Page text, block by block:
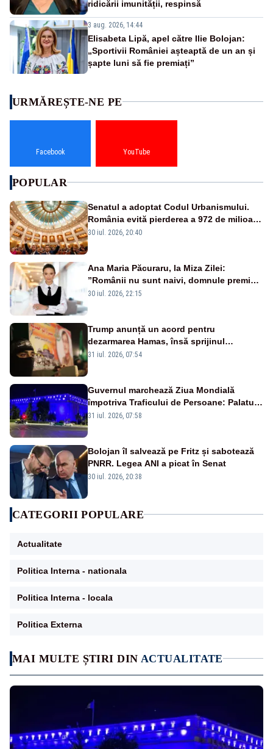
ridicării imunității, respinsă
3 aug. 2026, 14:44
Elisabeta Lipă, apel către Ilie Bolojan:
„Sportivii României așteaptă de un an și
șapte luni să fie premiați”
MAI MULTE ȘTIRI DIN ACTUALITATE
URMĂREȘTE-NE PE
Facebook YouTube
POPULAR
Senatul a adoptat Codul Urbanismului.
România evită pierderea a 972 de milioane
de euro din PNRR
30 iul. 2026, 20:40
Ana Maria Păcuraru, la Miza Zilei:
”Românii nu sunt naivi, domnule premier
Bolojan”
30 iul. 2026, 22:15
Trump anunță un acord pentru
dezarmarea Hamas, însă sprijinul
Israelului rămâne incert
31 iul. 2026, 07:54
Guvernul marchează Ziua Mondială
împotriva Traficului de Persoane: Palatul
Victoria, iluminat în albastru
31 iul. 2026, 07:58
Bolojan îl salvează pe Fritz și sabotează
PNRR. Legea ANI a picat în Senat
30 iul. 2026, 20:38
CATEGORII POPULARE
Actualitate
Politica Interna - nationala
Politica Interna - locala
Politica Externa